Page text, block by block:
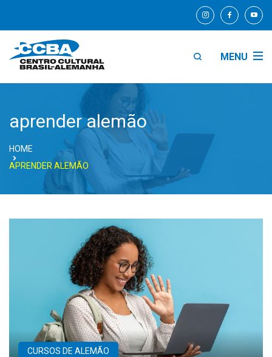
MENU
aprender alemão
HOME
APRENDER ALEMÃO
CURSOS DE ALEMÃO